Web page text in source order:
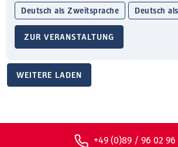
Deutsch als Zweitsprache Deutsch
ZUR VERANSTALTUNG
WEITERE LADEN
+49 (0)89 / 96 02 96